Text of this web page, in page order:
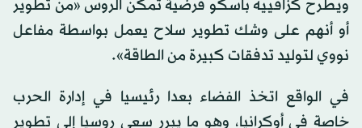
ويطرح كزافييه باسكو فرضية تمكن الروس «من تطوير
أو أنهم على وشك تطوير سلاح يعمل بواسطة مفاعل
نووي لتوليد تدفقات كبيرة من الطاقة».
في الواقع اتخذ الفضاء بعدا رئيسيا في إدارة الحرب
خاصة في أوكرانيا، وهو ما يبرر سعي روسيا إلى تطوير